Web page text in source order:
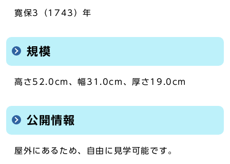
寛保3（1743）年
規模
高さ52.0cm、幅31.0cm、厚さ19.0cm
公開情報
屋外にあるため、自由に見学可能です。